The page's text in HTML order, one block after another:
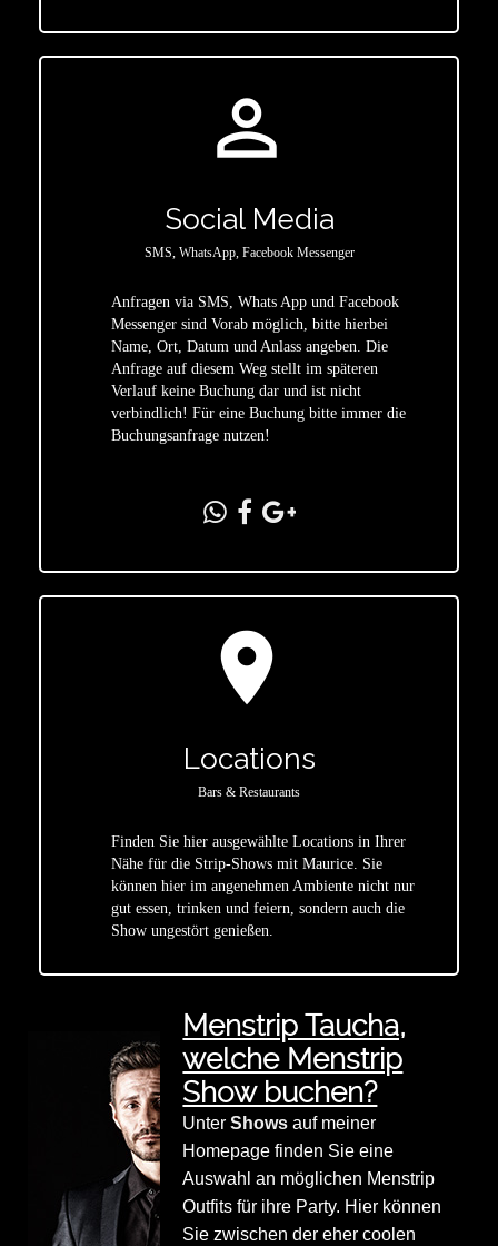
person_outline
Social Media
SMS, WhatsApp, Facebook Messenger
Anfragen via SMS, Whats App und Facebook
Messenger sind Vorab möglich, bitte hierbei
Name, Ort, Datum und Anlass angeben. Die
Anfrage auf diesem Weg stellt im späteren
Verlauf keine Buchung dar und ist nicht
verbindlich! Für eine Buchung bitte immer die
Buchungsanfrage nutzen!
location_on
Locations
Bars & Restaurants
Finden Sie hier ausgewählte Locations in Ihrer
Nähe für die Strip-Shows mit Maurice. Sie
können hier im angenehmen Ambiente nicht nur
gut essen, trinken und feiern, sondern auch die
Show ungestört genießen.
Menstrip Taucha,
welche Menstrip
Show buchen?
UnterShows auf meiner
Homepage finden Sie eine
Auswahl an möglichen Menstrip
Outfits für ihre Party. Hier können
Sie zwischen der eher coolen